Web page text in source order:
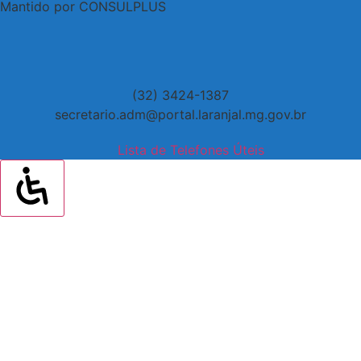
Mantido por CONSULPLUS
(32) 3424-1387
secretario.adm@portal.laranjal.mg.gov.br
Lista de Telefones Úteis